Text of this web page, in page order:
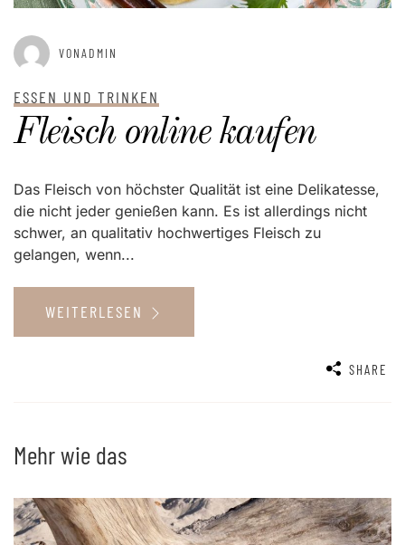
VONADMIN
ESSEN UND TRINKEN
Fleisch online kaufen
Das Fleisch von höchster Qualität ist eine Delikatesse,
die nicht jeder genießen kann. Es ist allerdings nicht
schwer, an qualitativ hochwertiges Fleisch zu
gelangen, wenn...
WEITERLESEN
SHARE
Mehr wie das